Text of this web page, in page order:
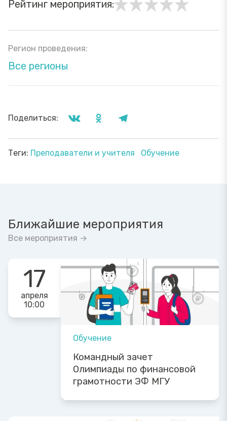
Рейтинг мероприятия:
Регион проведения:
Все регионы
Поделиться:
Теги: Преподаватели и учителя Обучение
Ближайшие мероприятия
Все мероприятия →
17
апреля
10:00
Обучение
Командный зачет
Олимпиады по финансовой
грамотности ЭФ МГУ